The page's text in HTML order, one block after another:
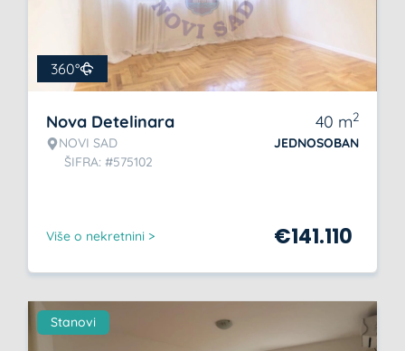
360°
Nova Detelinara
NOVI SAD
ŠIFRA: #575102
40 m2
JEDNOSOBAN
Više o nekretnini > €141.110
Stanovi